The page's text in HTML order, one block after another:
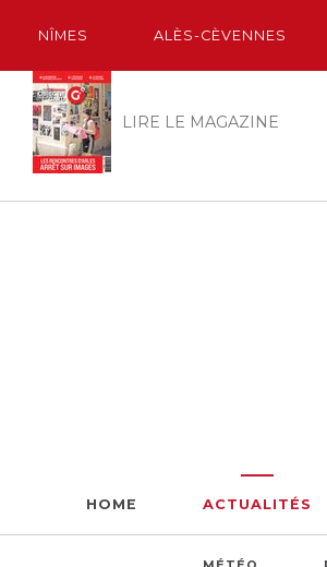
NÎMES ALÈS-CÈVENNES
LIRE LE MAGAZINE
HOME ACTUALITÉS